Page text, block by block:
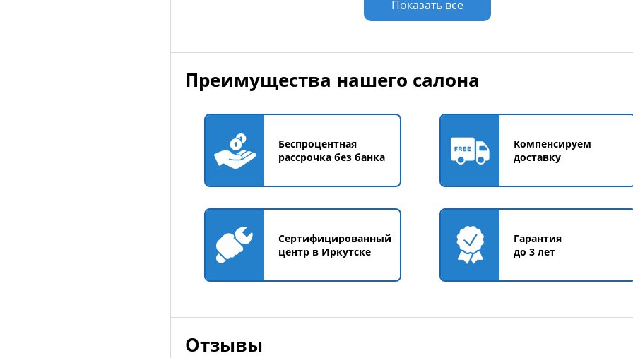
Красный Синий
Чёрный
Показать все
Преимущества нашего салона
Беспроцентная
рассрочка без банка
Компенсируем
доставку
Сертифицированный
центр в Иркутске
Гарантия
до 3 лет
Отзывы